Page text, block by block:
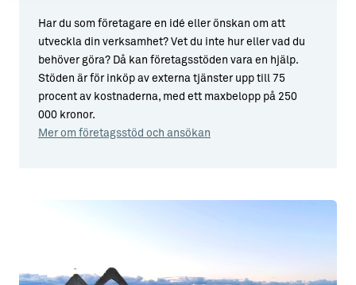
Har du som företagare en idé eller önskan om att
utveckla din verksamhet? Vet du inte hur eller vad du
behöver göra? Då kan företagsstöden vara en hjälp.
Stöden är för inköp av externa tjänster upp till 75
procent av kostnaderna, med ett maxbelopp på 250
000 kronor.
Mer om företagsstöd och ansökan